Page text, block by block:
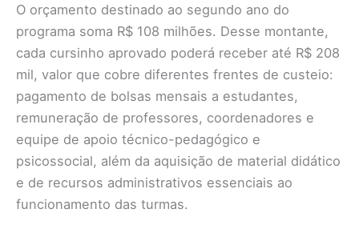
O orçamento destinado ao segundo ano do
programa soma R$ 108 milhões. Desse montante,
cada cursinho aprovado poderá receber até R$ 208
mil, valor que cobre diferentes frentes de custeio:
pagamento de bolsas mensais a estudantes,
remuneração de professores, coordenadores e
equipe de apoio técnico-pedagógico e
psicossocial, além da aquisição de material didático
e de recursos administrativos essenciais ao
funcionamento das turmas.